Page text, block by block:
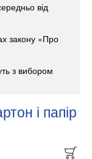
від
закону «Про
з вибором
і папір